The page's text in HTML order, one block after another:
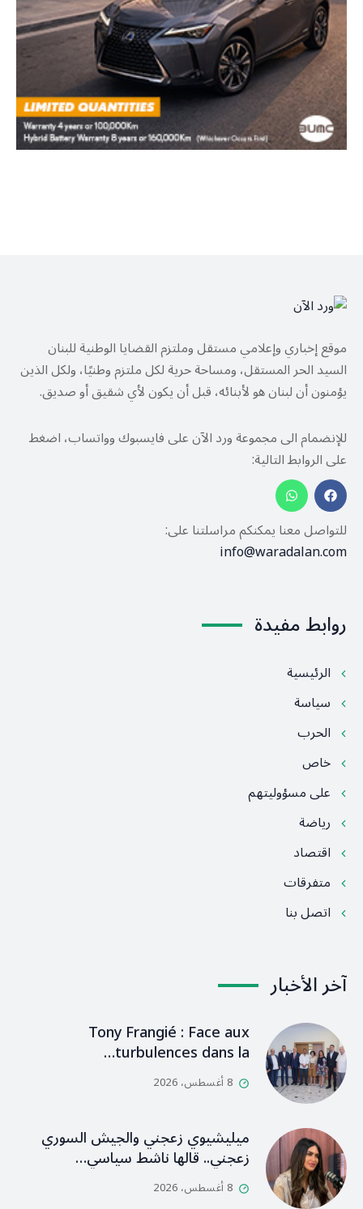
موقع إخباري وإعلامي مستقل وملتزم القضايا الوطنية للبنان
السيد الحر المستقل، ومساحة حرية لكل ملتزم وطنيًا، ولكل الذين
يؤمنون أن لبنان هو لأبنائه، قبل أن يكون لأي شقيق أو صديق.
للإنضمام الى مجموعة ورد الآن على فايسبوك وواتساب، اضغط
على الروابط التالية:
للتواصل معنا يمكنكم مراسلتنا على:
info@waradalan.com
روابط مفيدة
الرئيسية
سياسة
الحرب
خاص
على مسؤوليتهم
رياضة
اقتصاد
متفرقات
اتصل بنا
آخر الأخبار
Tony Frangié : Face aux
turbulences dans la…
8 أغسطس، 2026
ميليشيوي زعجني والجيش السوري
زعجني.. قالها ناشط سياسي…
8 أغسطس، 2026